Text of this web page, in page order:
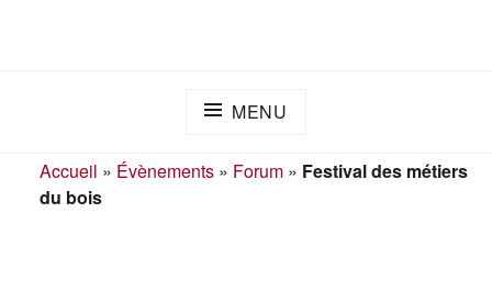
MENU
Accueil » Évènements» Forum» Festival des métiers
du bois